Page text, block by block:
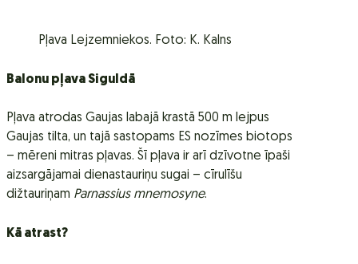
Pļava Lejzemniekos. Foto: K. Kalns
Balonu pļava Siguldā
Pļava atrodas Gaujas labajā krastā 500 m lejpus
Gaujas tilta, un tajā sastopams ES nozīmes biotops
– mēreni mitras pļavas. Šī pļava ir arī dzīvotne īpaši
aizsargājamai dienastauriņu sugai – cīrulīšu
dižtauriņam Parnassius mnemosyne.
Kā atrast?